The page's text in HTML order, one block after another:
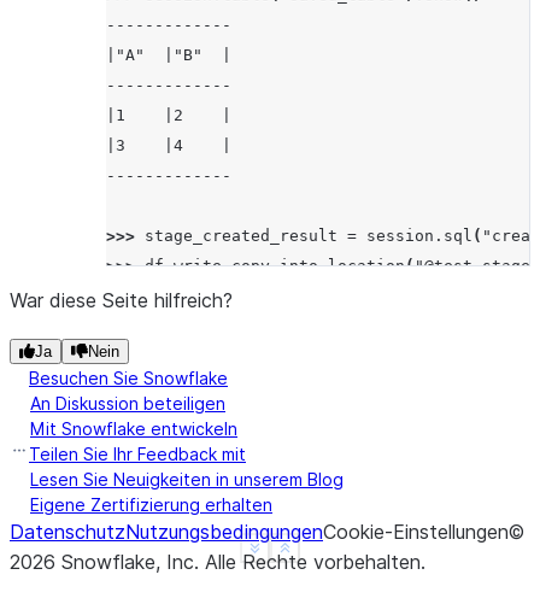
-------------
|"A"  |"B"  |
-------------
|1    |2    |
|3    |4    |
-------------
>>> stage_created_result = session . sql (
>>> df.write.copy_into_location(
[Row(rows_unloaded=2, input_bytes=8,
Show less
See more
War diese Seite hilfreich?
Ja Nein
Besuchen Sie Snowflake
An Diskussion beteiligen
Mit Snowflake entwickeln
Teilen Sie Ihr Feedback mit
Lesen Sie Neuigkeiten in unserem Blog
Eigene Zertifizierung erhalten
DatenschutzNutzungsbedingungenCookie-Einstellungen©
2026 Snowflake, Inc. Alle Rechte vorbehalten.